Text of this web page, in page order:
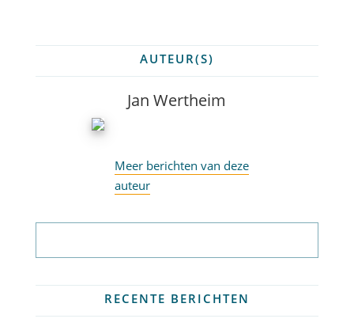
AUTEUR(S)
Jan Wertheim
Meer berichten van deze
auteur
RECENTE BERICHTEN